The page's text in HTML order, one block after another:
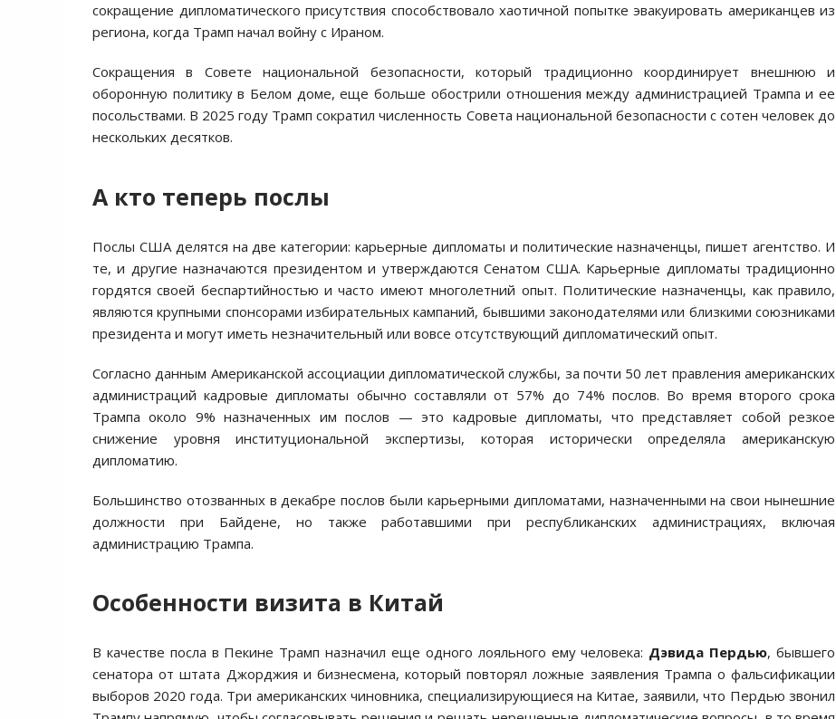
сокращение дипломатического присутствия способствовало хаотичной попытке эвакуировать американцев из
региона, когда Трамп начал войну с Ираном.
Сокращения в Совете национальной безопасности, который традиционно координирует внешнюю и
оборонную политику в Белом доме, еще больше обострили отношения между администрацией Трампа и ее
посольствами. В 2025 году Трамп сократил численность Совета национальной безопасности с сотен человек до
нескольких десятков.
А кто теперь послы
Послы США делятся на две категории: карьерные дипломаты и политические назначенцы, пишет агентство. И
те, и другие назначаются президентом и утверждаются Сенатом США. Карьерные дипломаты традиционно
гордятся своей беспартийностью и часто имеют многолетний опыт. Политические назначенцы, как правило,
являются крупными спонсорами избирательных кампаний, бывшими законодателями или близкими союзниками
президента и могут иметь незначительный или вовсе отсутствующий дипломатический опыт.
Согласно данным Американской ассоциации дипломатической службы, за почти 50 лет правления американских
администраций кадровые дипломаты обычно составляли от 57% до 74% послов. Во время второго срока
Трампа около 9% назначенных им послов — это кадровые дипломаты, что представляет собой резкое
снижение уровня институциональной экспертизы, которая исторически определяла американскую
дипломатию.
Большинство отозванных в декабре послов были карьерными дипломатами, назначенными на свои нынешние
должности при Байдене, но также работавшими при республиканских администрациях, включая
администрацию Трампа.
Особенности визита в Китай
В качестве посла в Пекине Трамп назначил еще одного лояльного ему человека: Дэвида Пердью, бывшего
сенатора от штата Джорджия и бизнесмена, который повторял ложные заявления Трампа о фальсификации
выборов 2020 года. Три американских чиновника, специализирующиеся на Китае, заявили, что Пердью звонил